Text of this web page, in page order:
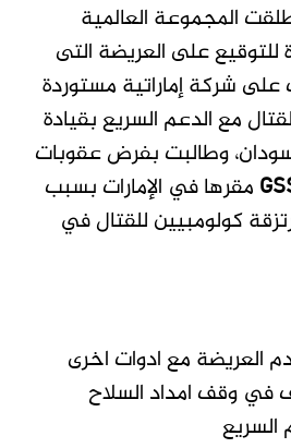
المجموعة العالمية
للتوقيع على العريضة التى
شركة إماراتية مستوردة
مع الدعم السريع بقيادة
وطالبت بفرض عقوبات
مقرها في الإمارات بسبب
كولومبيين للقتال في
العريضة مع ادوات اخرى
في وقف امداد السلاح
السريع